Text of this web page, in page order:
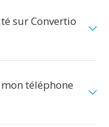
sur Convertio
mon téléphone